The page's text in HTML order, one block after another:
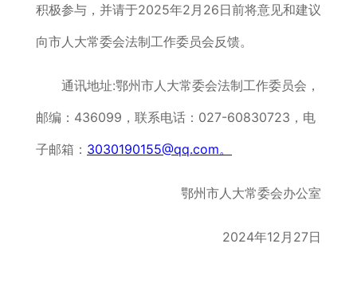
积极参与，并请于2025年2月26日前将意见和建议
向市人大常委会法制工作委员会反馈。
通讯地址:鄂州市人大常委会法制工作委员会，
邮编：436099，联系电话：027-60830723，电
子邮箱： 3030190155@qq.com。
鄂州市人大常委会办公室
2024年12月27日